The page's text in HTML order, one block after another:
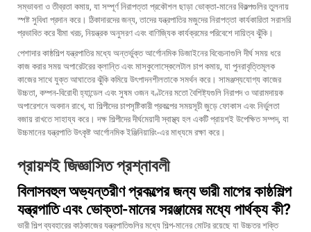
সম্ভাবনা ও তীব্রতা কমায়, যা সম্পূর্ণ নিরাপত্তা প্রকৌশল ছাড়া ভোক্তা-মানের বিকল্পগুলির তুলনায়
স্পষ্ট সুবিধা প্রদান করে। ঠিকাদারদের জন্য, তাদের যন্ত্রপাতির মজুদের নিরাপত্তা কার্যকারিতা সরাসরি
প্রভাবিত করে বীমা খরচ, নিয়ন্ত্রক অনুসরণ এবং বাণিজ্যিক কার্যক্রমের পরিবেশে দায়িত্ব ঝুঁকি।
পেশাদার কাষ্ঠশিল্প যন্ত্রপাতির মধ্যে অন্তর্ভুক্ত আর্গোনমিক ডিজাইনের বিবেচনাগুলি দীর্ঘ সময় ধরে
কাজ করার সময় অপারেটরের ক্লান্তি এবং মাসকুলোস্কেলেটাল চাপ কমায়, যা পুনরাবৃত্তিমূলক
কাজের সাথে যুক্ত আঘাতের ঝুঁকি কমিয়ে উৎপাদনশীলতাকে সমর্থন করে। সামঞ্জস্যযোগ্য কাজের
উচ্চতা, কম্পন-বিরোধী হ্যান্ডেল এবং সুষম ওজন বণ্টনের মতো বৈশিষ্ট্যগুলি নিরাপদ ও আরামদায়ক
অপারেশনে অবদান রাখে, যা শিল্পীদের চাপসৃষ্টিকারী প্রকল্পের সময়সূচী জুড়ে ফোকাস এবং নির্ভুলতা
বজায় রাখতে সাহায্য করে। দক্ষ শিল্পীদের দীর্ঘমেয়াদী স্বাস্থ্য হল একটি প্রায়শই উপেক্ষিত সম্পদ, যা
উচ্চমানের যন্ত্রপাতি উৎকৃষ্ট আর্গোনমিক ইঞ্জিনিয়ারিং-এর মাধ্যমে রক্ষা করে।
প্রায়শই জিজ্ঞাসিত প্রশ্নাবলী
বিলাসবহুল অভ্যন্তরীণ প্রকল্পের জন্য ভারী মাপের কাষ্ঠশিল্প
যন্ত্রপাতি এবং ভোক্তা-মানের সরঞ্জামের মধ্যে পার্থক্য কী?
ভারী শিল্প ব্যবহারের কাঠকাজের যন্ত্রপাতিগুলির মধ্যে শিল্প-মানের মোটর রয়েছে যা উচ্চতর শক্তি